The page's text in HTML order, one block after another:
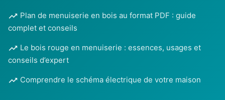
Plan de menuiserie en bois au format PDF : guide
complet et conseils
Le bois rouge en menuiserie : essences, usages et
conseils d’expert
Comprendre le schéma électrique de votre maison